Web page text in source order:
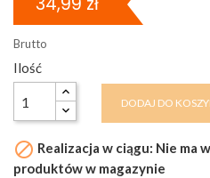
Brutto
Ilość
DODAJ DO
 Realizacja w ciągu: Nie ma
produktów w magazynie